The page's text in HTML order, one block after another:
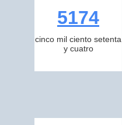
5174
cinco mil ciento setenta
y cuatro